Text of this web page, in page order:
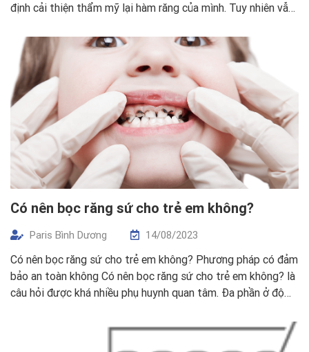
định cải thiện thẩm mỹ lại hàm răng của mình. Tuy nhiên vẫn
hàng cảm thấy hoang […]
Có nên bọc răng sứ cho trẻ em không?
Paris Bình Dương 14/08/2023
Có nên bọc răng sứ cho trẻ em không? Phương pháp có đảm
bảo an toàn không Có nên bọc răng sứ cho trẻ em không? là
câu hỏi được khá nhiều phụ huynh quan tâm. Đa phần ở độ